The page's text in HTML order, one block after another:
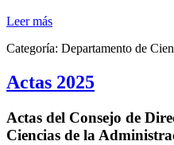
Leer más
Categoría: Departamento de
Actas 2025
Actas del Consejo de
Ciencias de la